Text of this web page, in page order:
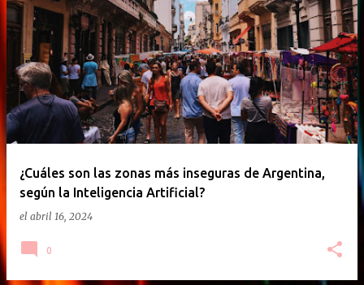
¿Cuáles son las zonas más inseguras de Argentina,
según la Inteligencia Artificial?
el abril 16, 2024
0